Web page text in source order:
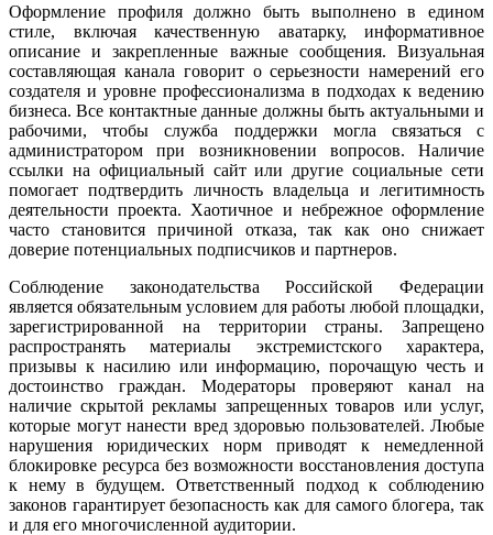
Оформление профиля должно быть выполнено в едином
стиле, включая качественную аватарку, информативное
описание и закрепленные важные сообщения. Визуальная
составляющая канала говорит о серьезности намерений его
создателя и уровне профессионализма в подходах к ведению
бизнеса. Все контактные данные должны быть актуальными и
рабочими, чтобы служба поддержки могла связаться с
администратором при возникновении вопросов. Наличие
ссылки на официальный сайт или другие социальные сети
помогает подтвердить личность владельца и легитимность
деятельности проекта. Хаотичное и небрежное оформление
часто становится причиной отказа, так как оно снижает
доверие потенциальных подписчиков и партнеров.
Соблюдение законодательства Российской Федерации
является обязательным условием для работы любой площадки,
зарегистрированной на территории страны. Запрещено
распространять материалы экстремистского характера,
призывы к насилию или информацию, порочащую честь и
достоинство граждан. Модераторы проверяют канал на
наличие скрытой рекламы запрещенных товаров или услуг,
которые могут нанести вред здоровью пользователей. Любые
нарушения юридических норм приводят к немедленной
блокировке ресурса без возможности восстановления доступа
к нему в будущем. Ответственный подход к соблюдению
законов гарантирует безопасность как для самого блогера, так
и для его многочисленной аудитории.